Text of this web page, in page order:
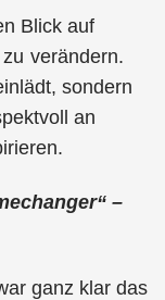
Blick auf
verändern.
sondern
an
–
ganz klar das